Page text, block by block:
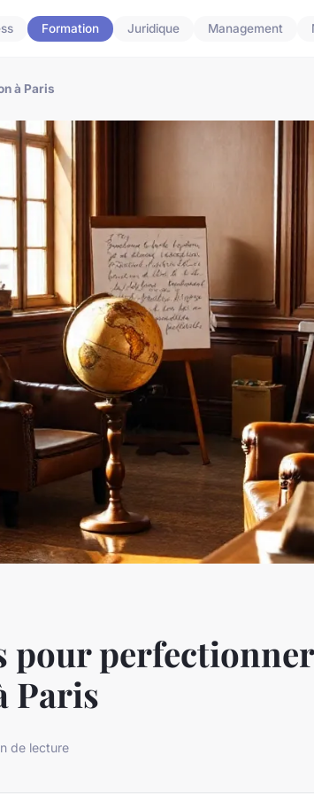
Formation Juridique Management
à Paris
pour
Paris
de lecture